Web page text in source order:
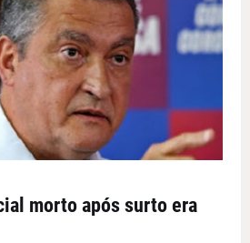
morto após surto era